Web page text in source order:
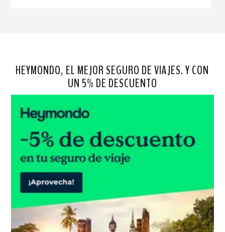
HEYMONDO, EL MEJOR SEGURO DE VIAJES. Y CON
UN 5% DE DESCUENTO